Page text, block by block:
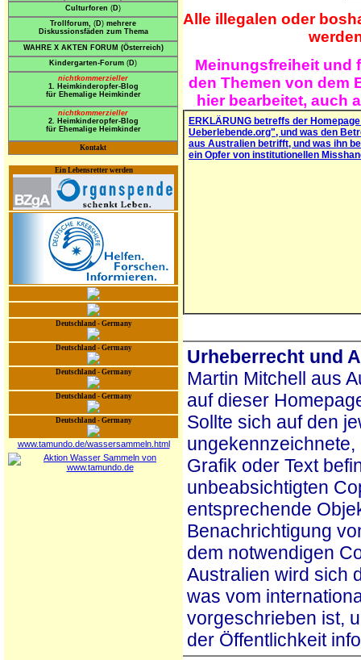
Culturforen ( D)
Trollforum, ( D) mehrere
Diskussionsfäden zum Thema
WAHRE X AKTEN FORUM (Österreich)
Kindergarten-Forum ( D)
nichtkommerzieller
1. Heimkinderopfer-Blog
für Ehemalige Heimkinder
nichtkommerzieller
2. Heimkinderopfer-Blog
für Ehemalige Heimkinder
Kontakt
Ein Lebensretter werden
Deutschland - Germany
Deutschland - Germany
Deutschland - Germany
Deutschland - Germany
Deutschland - Germany
www.tamundo.de/wassersammeln.html
Alle illegalen oder
Meinungsfreiheit und
den Themen von dem
hier bearbeitet, auch
ERKLÄRUNG betreffs der
Ueberlebende.org", und was den
aus Australien betrifft, und was ihn
ein Opfer von institutionellen
Urheberrecht und
Martin Mitchell aus
auf dieser
Sollte sich auf den
Grafik oder Text
unbeabsichtigten
entsprechende
Benachrichtigung
dem notwendigen
Australien wird sich
was vom
vorgeschrieben ist,
der Öffentlichkeit